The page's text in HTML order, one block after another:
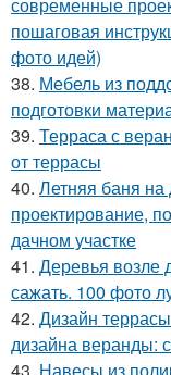
пошаговая
фото идей)
38. Мебель из
подготовки
39. Терраса с
от террасы
40. Летняя баня
проектирование,
дачном участке
41. Деревья возле
сажать. 100 фото
42. Дизайн
дизайна веранды: